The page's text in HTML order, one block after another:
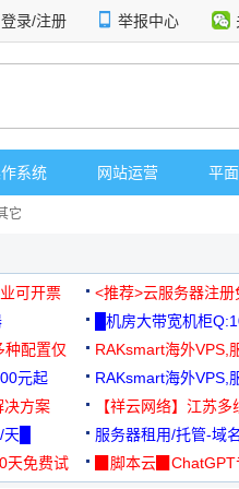
登录/注册 举报中心
系统 网站运营 平
它
可开票
<推荐>云服务器注
█机房大带宽机柜
种配置仅
RAKsmart海外
用★
元起
RAKsmart海外
用★
决方案
【祥云网络】江苏
█
服务器租用/托管-域
免费试
▉脚本云▉ChatGPT